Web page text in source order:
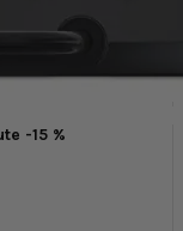
-15 %